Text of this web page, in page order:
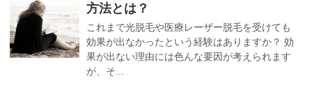
方法とは？
これまで光脱毛や医療レーザー脱毛を受けても
効果が出なかったという経験はありますか？ 効
果が出ない理由には色んな要因が考えられます
が、そ...